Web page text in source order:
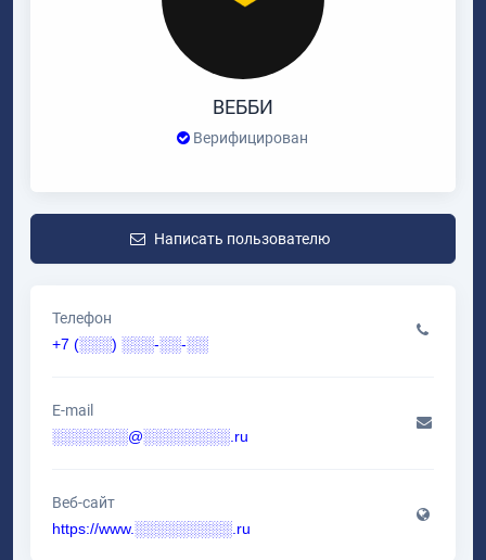
ВЕББИ
Верифицирован
Написать пользователю
Телефон
+7 (░░░) ░░░-░░-░░
E-mail
░░░░░░░@░░░░░░░░.ru
Веб-сайт
https://www.░░░░░░░░░.ru